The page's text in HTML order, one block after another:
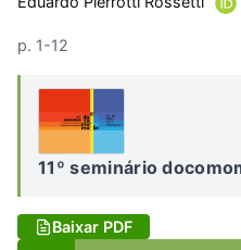
p. 1-12
11º seminário
Baixar PDF